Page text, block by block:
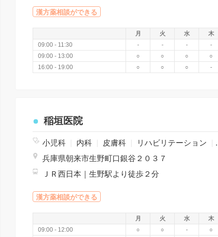
漢方薬相談ができる
月 火 水
木
09:00 - 11:30
- - -
-
09:00 - 13:00
○ ○ ○
○
16:00 - 19:00
○ ○ ○ -
稲垣医院
小児科 内科 皮膚科 リハビリテーション
兵庫県朝来市生野町口銀谷２０３７
ＪＲ西日本｜生野駅より徒歩２分
漢方薬相談ができる
月 火 水
木
09:00 - 12:00
○ ○ -
○